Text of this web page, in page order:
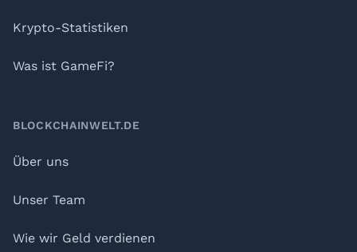
Krypto-Statistiken
Was ist GameFi?
BLOCKCHAINWELT.DE
Über uns
Unser Team
Wie wir Geld verdienen